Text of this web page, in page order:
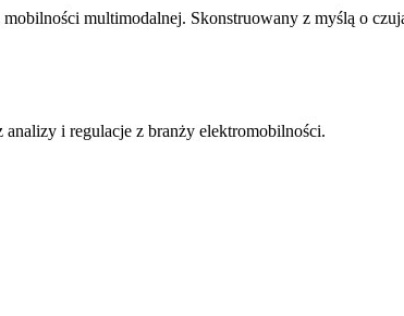
multimodalnej. Skonstruowany z myślą o
i regulacje z branży elektromobilności.